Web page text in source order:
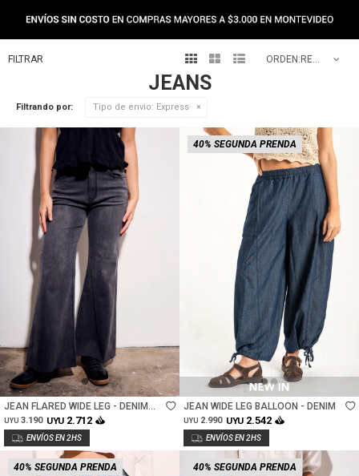
JEANS
   RECOMENDADOS
Filtrando por: Tipo de envio: Express
NEW IN
JEAN FLARED WIDE LEG - DENIM
GRIS
UYU 3.190 UYU 2.712
40% SEGUNDA PRENDA
Talle
JEAN WIDE LEG BALLOON - DENIM
UYU 2.990 UYU 2.542
40% SEGUNDA PRENDA 40% SEGUNDA PRENDA